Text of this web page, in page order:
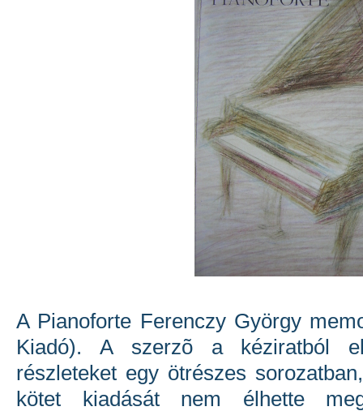
A Pianoforte Ferenczy György
Kiadó). A szerzõ a kéziratból
részleteket egy ötrészes
kötet kiadását nem élhette